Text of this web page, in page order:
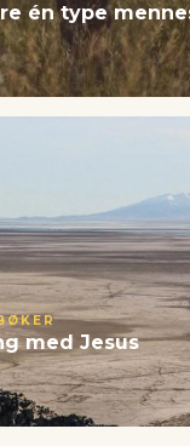
én type
med Jesus